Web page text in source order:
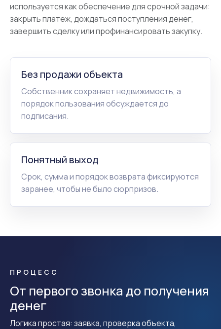
используется как обеспечение для срочной задачи:
закрыть платеж, дождаться поступления денег,
завершить сделку или профинансировать закупку.
Без продажи объекта
Собственник сохраняет недвижимость, а
порядок пользования обсуждается до
подписания.
Понятный выход
Срок, сумма и порядок возврата фиксируются
заранее, чтобы не было сюрпризов.
ПРОЦЕСС
От первого звонка до получения
денег
Логика простая: заявка, проверка объекта,